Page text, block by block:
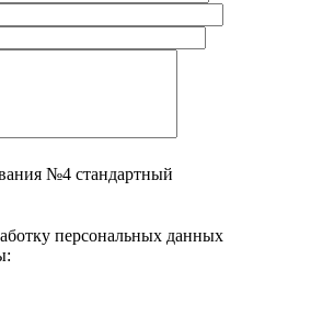
№4 стандартный
персональных данных